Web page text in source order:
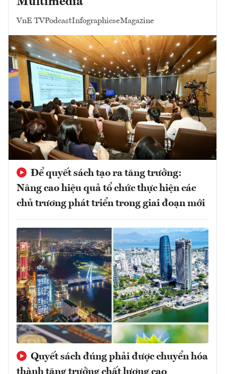
VnE TVPodcastInfographicseMagazine
Để quyết sách tạo ra tăng trưởng:
Nâng cao hiệu quả tổ chức thực hiện các
chủ trương phát triển trong giai đoạn mới
Quyết sách đúng phải được chuyển hóa
thành tăng trưởng chất lượng cao